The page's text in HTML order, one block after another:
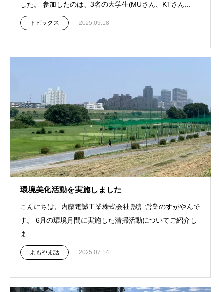
した。 参加したのは、3名の大学生(MUさん、KTさん...
トピックス 2025.09.18
環境美化活動を実施しました
こんにちは。内藤電誠工業株式会社 設計営業のすがやんで
す。 6月の環境月間に実施した清掃活動についてご紹介し
ま...
よもやま話 2025.07.14